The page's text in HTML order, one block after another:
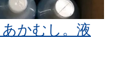
かむし。液